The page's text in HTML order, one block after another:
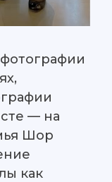
— на
Шор
как